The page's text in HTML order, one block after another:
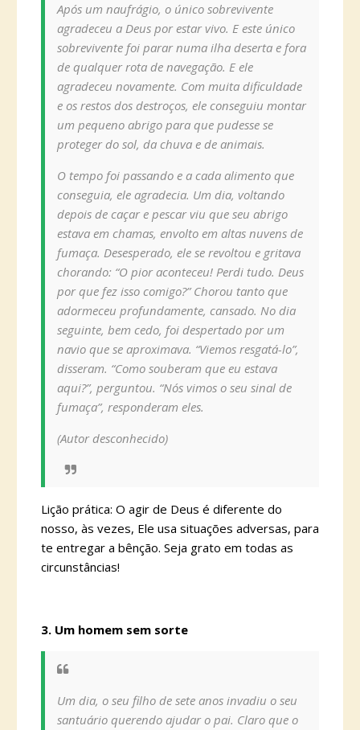
Após um naufrágio, o único sobrevivente
agradeceu a Deus por estar vivo. E este único
sobrevivente foi parar numa ilha deserta e fora
de qualquer rota de navegação. E ele
agradeceu novamente. Com muita dificuldade
e os restos dos destroços, ele conseguiu montar
um pequeno abrigo para que pudesse se
proteger do sol, da chuva e de animais.
O tempo foi passando e a cada alimento que
conseguia, ele agradecia. Um dia, voltando
depois de caçar e pescar viu que seu abrigo
estava em chamas, envolto em altas nuvens de
fumaça. Desesperado, ele se revoltou e gritava
chorando: “O pior aconteceu! Perdi tudo. Deus
por que fez isso comigo?” Chorou tanto que
adormeceu profundamente, cansado. No dia
seguinte, bem cedo, foi despertado por um
navio que se aproximava. “Viemos resgatá-lo”,
disseram. “Como souberam que eu estava
aqui?”, perguntou. “Nós vimos o seu sinal de
fumaça”, responderam eles.
(Autor desconhecido)
Lição prática: O agir de Deus é diferente do
nosso, às vezes, Ele usa situações adversas, para
te entregar a bênção. Seja grato em todas as
circunstâncias!
3. Um homem sem sorte
Um dia, o seu filho de sete anos invadiu o seu
santuário querendo ajudar o pai. Claro que o